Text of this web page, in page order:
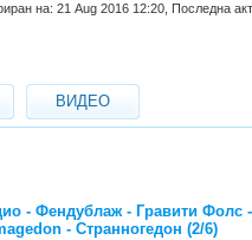
на: 21 Aug 2016 12:20, Последна
ВИДЕО
- Фендублаж - Гравити Фолс
- Странногедон (2/6)